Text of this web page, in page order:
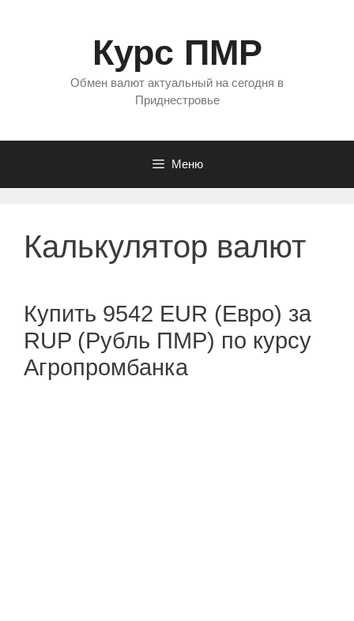
Курс ПМР
Обмен валют актуальный на сегодня в
Приднестровье
Меню
Калькулятор валют
Купить 9542 EUR (Евро) за
RUP (Рубль ПМР) по курсу
Агропромбанка